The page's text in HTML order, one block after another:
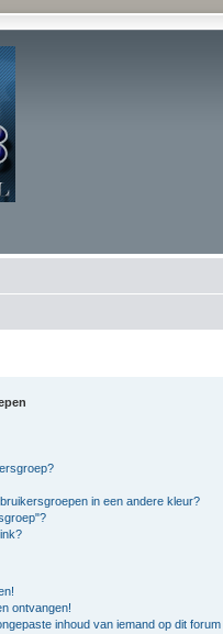
in een andere kleur?
ontvangen!
inhoud van iemand op dit